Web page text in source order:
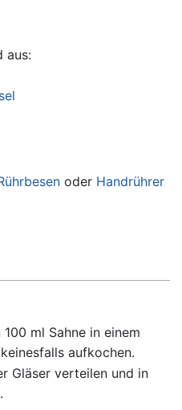
aus:
oder Handrührer
ml Sahne in einem
aufkochen.
Gläser verteilen und in